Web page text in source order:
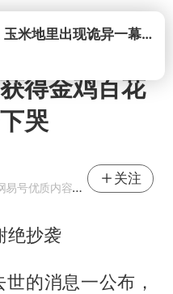
打开西平命案8天未破，玉米地里出现诡异一幕，我突然想起了欧金中
得金鸡百花
哭
易号优质内容创作者
关注
绝抄袭
世的消息一公布，